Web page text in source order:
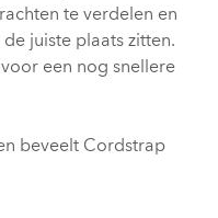
te verdelen en
juiste plaats zitten.
een nog snellere
beveelt Cordstrap